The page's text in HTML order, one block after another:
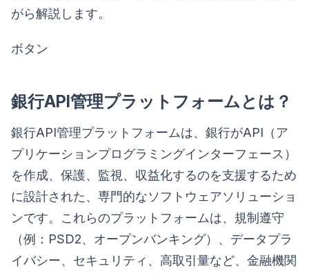
がら解説します。
ボタン
銀行API管理プラットフォームとは？
銀行API管理プラットフォームは、銀行がAPI（ア
プリケーションプログラミングインターフェース）
を作成、保護、監視、収益化するのを支援するため
に設計された、専門的なソフトウェアソリューショ
ンです。これらのプラットフォームは、規制遵守
（例：PSD2、オープンバンキング）、データプラ
イバシー、セキュリティ、高取引量など、金融機関